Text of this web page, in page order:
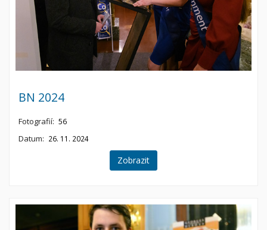
BN 2024
Fotografií: 56
Datum: 26. 11. 2024
Zobrazit